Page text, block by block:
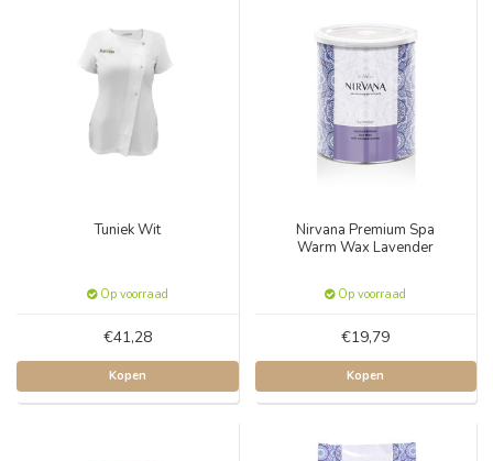
Tuniek Wit
Op voorraad
€41,28
Kopen
Nirvana Premium Spa
Warm Wax Lavender
Op voorraad
€19,79
Kopen